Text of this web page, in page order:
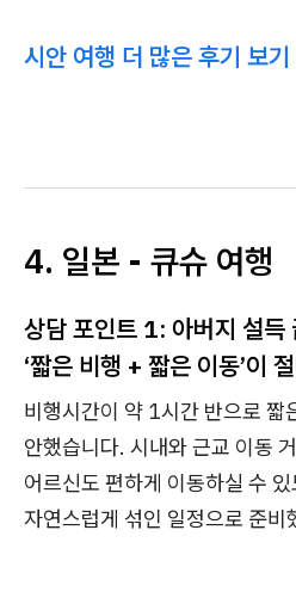
시안 여행 더 많은 후기 보기
4. 일본 - 큐슈 여행
상담 포인트 1: 아버지 설득
‘짧은 비행 + 짧은 이동’이
비행시간이 약 1시간 반으로 짧
안했습니다. 시내와 근교 이동
어르신도 편하게 이동하실 수
자연스럽게 섞인 일정으로 준비